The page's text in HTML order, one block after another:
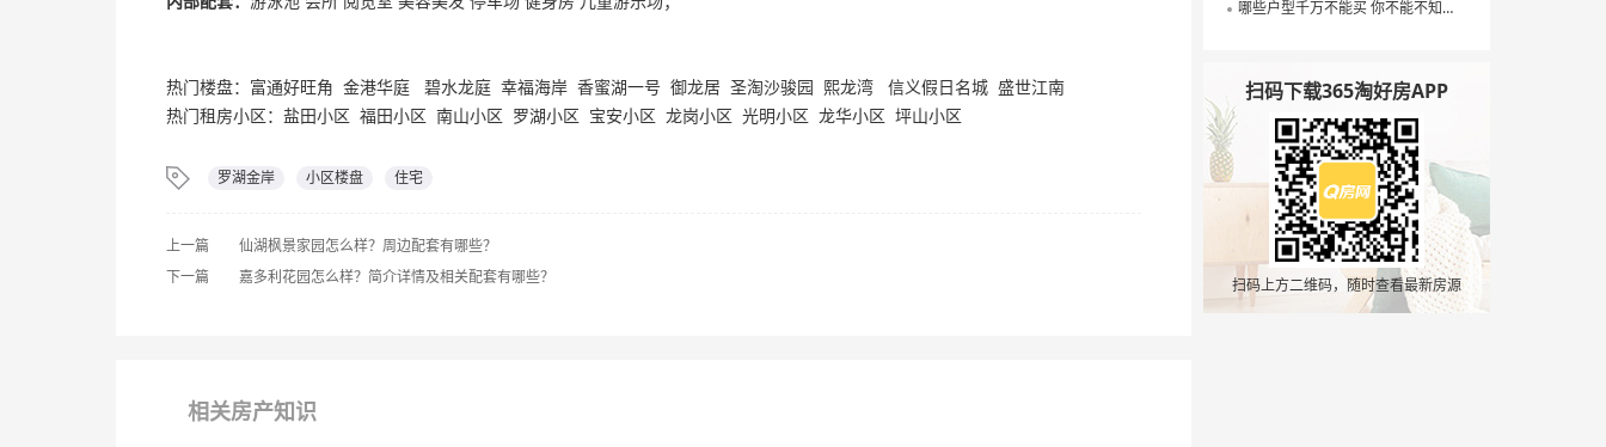
热门楼盘： 富通好旺角 金港华庭 碧水龙庭 幸福海岸 香蜜湖一号 御龙居 圣淘沙骏园 熙龙湾 信义假日名城 盛世江南
热门租房小区： 盐田小区 福田小区 南山小区 罗湖小区 宝安小区 龙岗小区 光明小区 龙华小区 坪山小区
罗湖金岸 小区楼盘 住宅
上一篇
仙湖枫景家园怎么样？周边配套有哪些？
下一篇
嘉多利花园怎么样？简介详情及相关配套有哪些？
相关房产知识
哪些户型千万不能买 你不能不知道的选房户型禁忌
扫码下载365淘好房APP
扫码上方二维码，随时查看最新房源